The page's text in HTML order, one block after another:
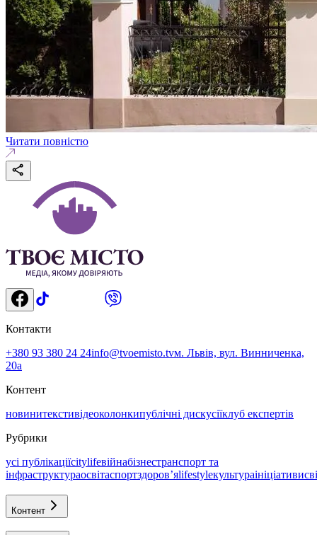
Читати повністю
Контакти
+380 93 380 24 24info@tvoemisto.tvм. Львів, вул. Винниченка,
20а
Контент
новинитекстивідеоколонкипублічні дискусіїклуб експертів
Рубрики
усі публікаціїcitylifeвійнабізнестранспорт та
інфраструктураосвітаспортздоровʼяlifestyleкультураініціативи
Контент